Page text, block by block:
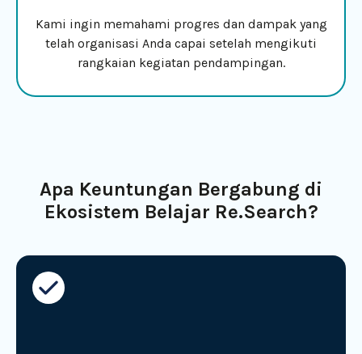
Kami ingin memahami progres dan dampak yang
telah organisasi Anda capai setelah mengikuti
rangkaian kegiatan pendampingan.
Apa Keuntungan Bergabung di
Ekosistem Belajar Re.Search?